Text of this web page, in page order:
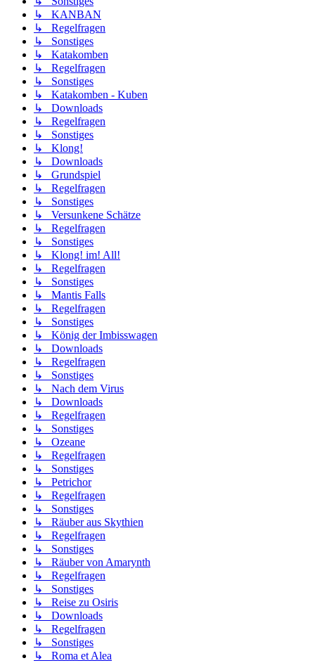
↳ KANBAN
↳ Regelfragen
↳ Sonstiges
↳ Katakomben
↳ Regelfragen
↳ Sonstiges
↳ Katakomben - Kuben
↳ Downloads
↳ Regelfragen
↳ Sonstiges
↳ Klong!
↳ Downloads
↳ Grundspiel
↳ Regelfragen
↳ Sonstiges
↳ Versunkene Schätze
↳ Regelfragen
↳ Sonstiges
↳ Klong! im! All!
↳ Regelfragen
↳ Sonstiges
↳ Mantis Falls
↳ Regelfragen
↳ Sonstiges
↳ König der Imbisswagen
↳ Downloads
↳ Regelfragen
↳ Sonstiges
↳ Nach dem Virus
↳ Downloads
↳ Regelfragen
↳ Sonstiges
↳ Ozeane
↳ Regelfragen
↳ Sonstiges
↳ Petrichor
↳ Regelfragen
↳ Sonstiges
↳ Räuber aus Skythien
↳ Regelfragen
↳ Sonstiges
↳ Räuber von Amarynth
↳ Regelfragen
↳ Sonstiges
↳ Reise zu Osiris
↳ Downloads
↳ Regelfragen
↳ Sonstiges
↳ Roma et Alea